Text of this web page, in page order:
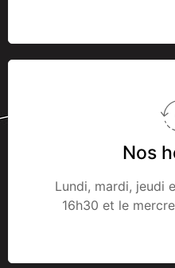
Nos
Lundi, mardi, jeudi
16h30 et le